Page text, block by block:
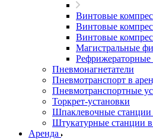
Винтовые
Винтовые
Винтовые
Магистральные
Рефрижераторные
Пневмонагнетатели
Пневмотранспорт в
Пневмотранспортные
Торкрет-установки
Шпаклевочные станции
Штукатурные станции в
Аренда